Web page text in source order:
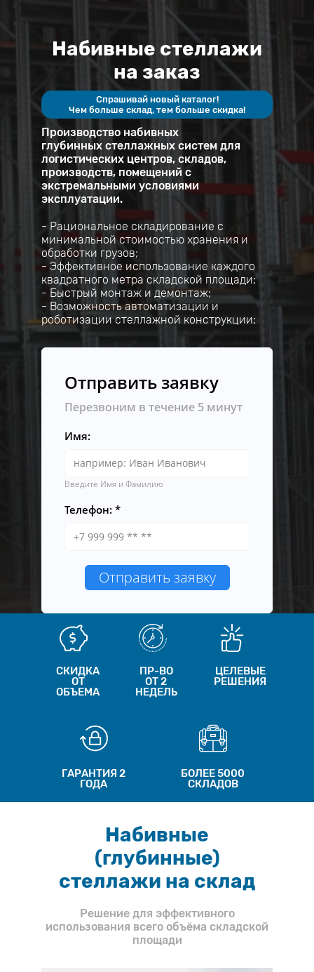
Набивные стеллажи
на заказ
Спрашивай новый каталог!
Чем больше склад, тем больше скидка!
Производство набивных
глубинных стеллажных систем для
логистических центров, складов,
производств, помещений с
экстремальными условиями
эксплуатации.
- Рациональное складирование с
минимальной стоимостью хранения и
обработки грузов;
- Эффективное использование каждого
квадратного метра складской площади;
- Быстрый монтаж и демонтаж;
- Возможность автоматизации и
роботизации стеллажной конструкции;
Отправить заявку
Перезвоним в течение 5 минут
Имя:
Введите Имя и Фамилию
Телефон:
Отправить заявку
СКИДКА
ОТ
ОБЪЕМА
ПР-ВО
ОТ 2
НЕДЕЛЬ
ЦЕЛЕВЫЕ
РЕШЕНИЯ
ГАРАНТИЯ 2
ГОДА
БОЛЕЕ 5000
СКЛАДОВ
Набивные
(глубинные)
стеллажи на склад
Решение для эффективного
использования всего объёма складской
площади